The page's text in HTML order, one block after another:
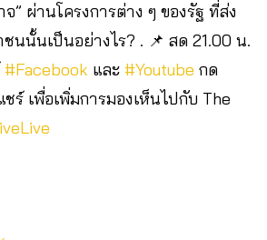
” ผ่านโครงการต่าง ๆ ของรัฐ ที่ส่ง
นนั้นเป็นอย่างไร? . 📌 สด 21.00 น.
#Facebook ​ และ #Youtube ​ กด
ร์ เพื่อเพิ่มการมองเห็นไปกับ The